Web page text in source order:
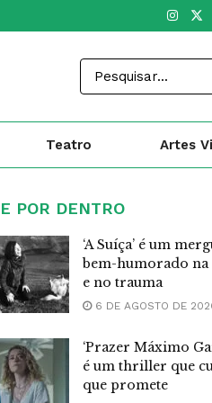
Teatro Artes
POR DENTRO
‘A Suíça’ é um
bem-humorado na
e no trauma
6 DE AGOSTO DE
‘Prazer Máximo
é um thriller que
que promete